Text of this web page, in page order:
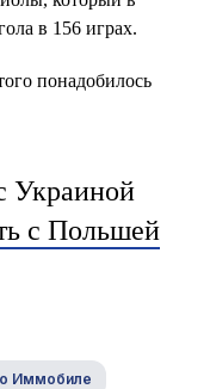
в 156 играх.
понадобилось
Украиной
с Польшей
Иммобиле